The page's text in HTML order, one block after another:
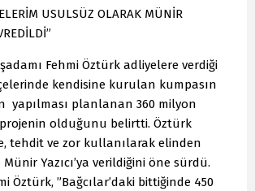
USULSÜZ OLARAK MÜNİR
Fehmi Öztürk adliyelere verdiği
kendisine kurulan kumpasın
yapılması planlanan 360 milyon
olduğunu belirtti. Öztürk
tehdit ve zor kullanılarak elinden
Münir Yazıcı’ya verildiğini öne sürdü.
Öztürk, ”Bağcılar’daki bittiğinde 450